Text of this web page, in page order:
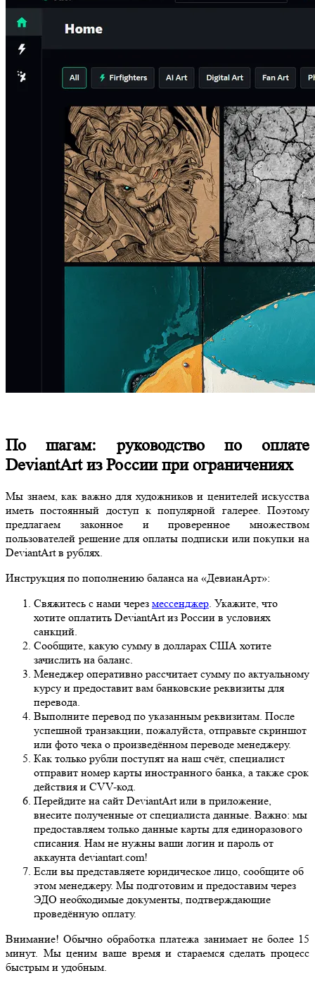
По шагам: руководство по оплате
DeviantArt из России при ограничениях
Мы знаем, как важно для художников и ценителей искусства
иметь постоянный доступ к популярной галерее. Поэтому
предлагаем законное и проверенное множеством
пользователей решение для оплаты подписки или покупки на
DeviantArt в рублях.
Инструкция по пополнению баланса на «ДевианАрт»:
Свяжитесь с нами через мессенджер. Укажите, что
хотите оплатить DeviantArt из России в условиях
санкций.
Сообщите, какую сумму в долларах США хотите
зачислить на баланс.
Менеджер оперативно рассчитает сумму по актуальному
курсу и предоставит вам банковские реквизиты для
перевода.
Выполните перевод по указанным реквизитам. После
успешной транзакции, пожалуйста, отправьте скриншот
или фото чека о произведённом переводе менеджеру.
Как только рубли поступят на наш счёт, специалист
отправит номер карты иностранного банка, а также срок
действия и CVV-код.
Перейдите на сайт DeviantArt или в приложение,
внесите полученные от специалиста данные. Важно: мы
предоставляем только данные карты для единоразового
списания. Нам не нужны ваши логин и пароль от
аккаунта deviantart.com!
Если вы представляете юридическое лицо, сообщите об
этом менеджеру. Мы подготовим и предоставим через
ЭДО необходимые документы, подтверждающие
проведённую оплату.
Внимание! Обычно обработка платежа занимает не более 15
минут. Мы ценим ваше время и стараемся сделать процесс
быстрым и удобным.